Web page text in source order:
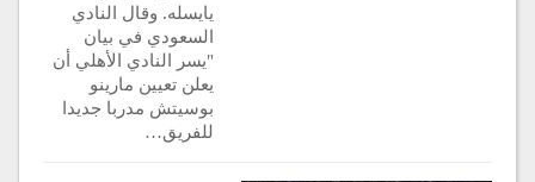
يايسله. وقال النادي
السعودي في بيان
"يسر النادي الأهلي أن
يعلن تعيين مارينو
بوسيتش مدربا جديدا
للفريق…